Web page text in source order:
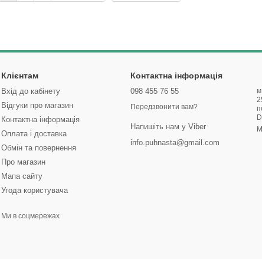
Клієнтам
Вхід до кабінету
Відгуки про магазин
Контактна інформація
Оплата і доставка
Обмін та повернення
Про магазин
Мапа сайту
Угода користувача
Ми в соцмережах
Контактна інформація
098 455 76 55
Передзвонити вам?
Напишіть нам у Viber
info.puhnasta@gmail.com
25 (📦Працюємо